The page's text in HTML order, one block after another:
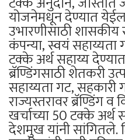
योजनेमधून देण्यात
उभारणीसाठी
कंपन्या, स्वयं सहाय्यता
टक्के अर्थ सहाय्य
ब्रॅण्डिंगसाठी शेतकरी
सहाय्यता गट, सहकारी
राज्यस्तरावर ब्रॅण्डिंग व
खर्चाच्या 50 टक्के अर्थ
देशमुख यांनी सांगितले.